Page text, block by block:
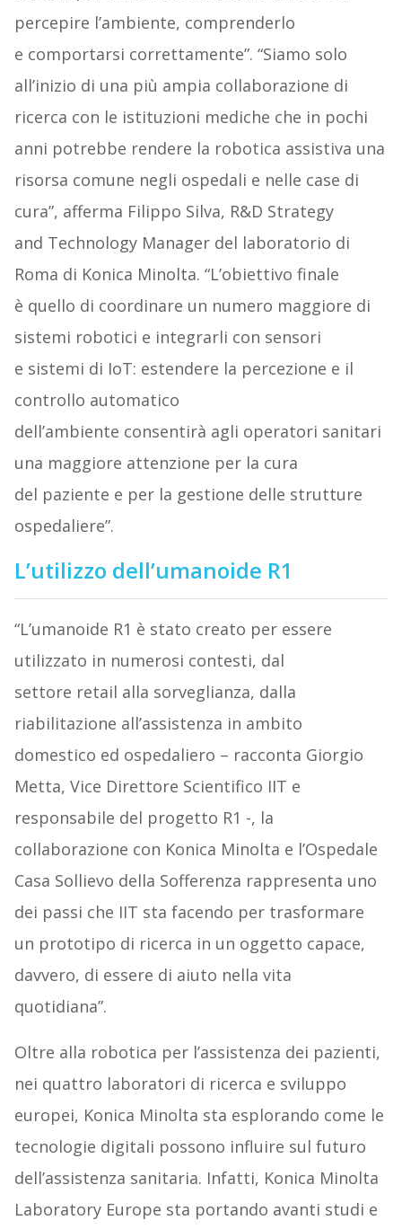
percepire l’ambiente, comprenderlo
e comportarsi correttamente”. “Siamo solo
all’inizio di una più ampia collaborazione di
ricerca con le istituzioni mediche che in pochi
anni potrebbe rendere la robotica assistiva una
risorsa comune negli ospedali e nelle case di
cura”, afferma Filippo Silva, R&D Strategy
and Technology Manager del laboratorio di
Roma di Konica Minolta. “L’obiettivo finale
è quello di coordinare un numero maggiore di
sistemi robotici e integrarli con sensori
e sistemi di IoT: estendere la percezione e il
controllo automatico
dell’ambiente consentirà agli operatori sanitari
una maggiore attenzione per la cura
del paziente e per la gestione delle strutture
ospedaliere”.
L’utilizzo dell’umanoide R1
“L’umanoide R1 è stato creato per essere
utilizzato in numerosi contesti, dal
settore retail alla sorveglianza, dalla
riabilitazione all’assistenza in ambito
domestico ed ospedaliero – racconta Giorgio
Metta, Vice Direttore Scientifico IIT e
responsabile del progetto R1 -, la
collaborazione con Konica Minolta e l’Ospedale
Casa Sollievo della Sofferenza rappresenta uno
dei passi che IIT sta facendo per trasformare
un prototipo di ricerca in un oggetto capace,
davvero, di essere di aiuto nella vita
quotidiana”.
Oltre alla robotica per l’assistenza dei pazienti,
nei quattro laboratori di ricerca e sviluppo
europei, Konica Minolta sta esplorando come le
tecnologie digitali possono influire sul futuro
dell’assistenza sanitaria. Infatti, Konica Minolta
Laboratory Europe sta portando avanti studi e